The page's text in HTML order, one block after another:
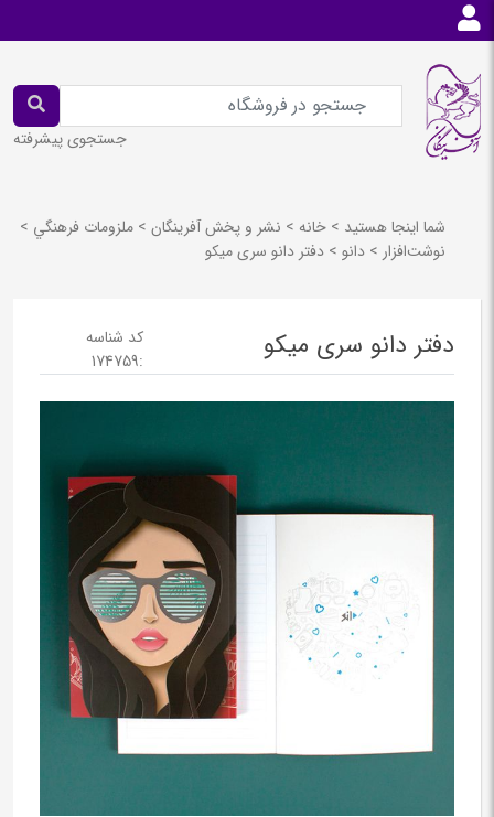
جستجوی پیشرفته
شما اینجا هستید > خانه > نشر و پخش آفرينگان > ملزومات فرهنگي >
نوشت‌افزار > دانو > دفتر دانو سری میکو
دفتر دانو سری میکو
کد شناسه
:
174759